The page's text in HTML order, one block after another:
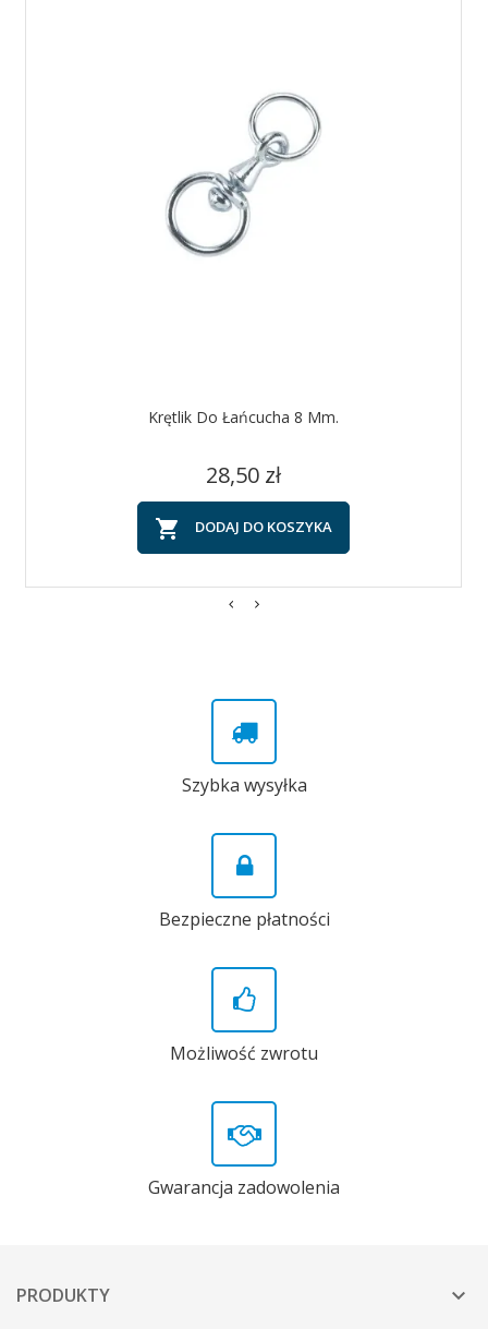
Krętlik Do Łańcucha 8 Mm.
Cena
28,50 zł
 DODAJ DO KOSZYKA
Szybka wysyłka
Bezpieczne płatności
Możliwość zwrotu
Gwarancja zadowolenia
PRODUKTY 